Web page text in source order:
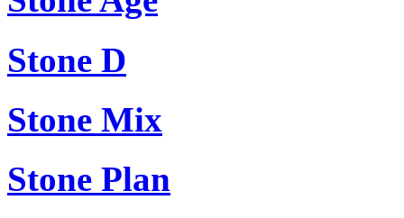
Stone D
Stone Mix
Stone Plan